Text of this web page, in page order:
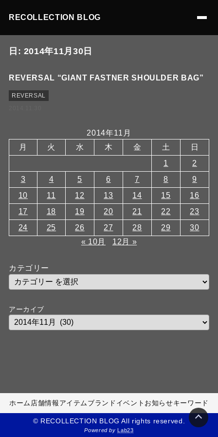
RECOLLECTION BLOG
日: 2014年11月30日
REVERSAL “GIANT FASTNER SHOULDER BAG”
REVERSAL
2014年11月
月
火 水 木 金 土
日
1
2
3
4 5 6 7 8
9
10
11 12 13 14 15
16
17
18 19 20 21 22
23
24
25 26 27 28 29
30
« 10月
12月 »
カテゴリー
アーカイブ
ホーム 店舗情報アイテムブランド イベント お知らせキーワード
© RECOLLECTION BLOG All rights reserved.
Powered byLab23